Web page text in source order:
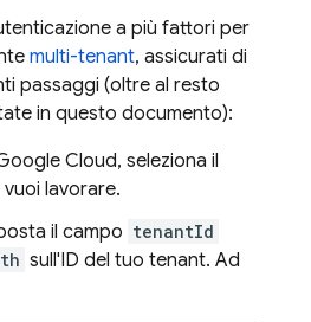
a più fattori per
multi-tenant, assicurati di
passaggi (oltre al resto
in questo documento):
Cloud, seleziona il
lavorare.
il campo tenantId
sull'ID del tuo tenant. Ad